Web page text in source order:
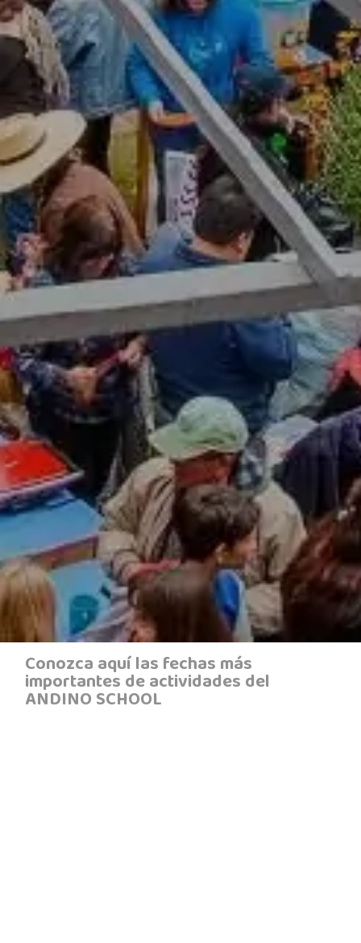
Conozca aquí las fechas más
importantes de actividades del
ANDINO SCHOOL